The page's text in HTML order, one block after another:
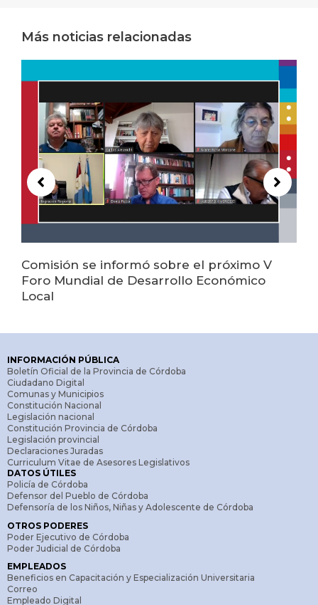
Más noticias relacionadas
Comisión se informó sobre el próximo V
Foro Mundial de Desarrollo Económico
Local
INFORMACIÓN PÚBLICA
Boletín Oficial de la Provincia de Córdoba
Ciudadano Digital
Comunas y Municipios
Constitución Nacional
Legislación nacional
Constitución Provincia de Córdoba
Legislación provincial
Declaraciones Juradas
Curriculum Vitae de Asesores Legislativos
DATOS ÚTILES
Policía de Córdoba
Defensor del Pueblo de Córdoba
Defensoría de los Niños, Niñas y Adolescente de Córdoba
OTROS PODERES
Poder Ejecutivo de Córdoba
Poder Judicial de Córdoba
EMPLEADOS
Beneficios en Capacitación y Especialización Universitaria
Correo
Empleado Digital